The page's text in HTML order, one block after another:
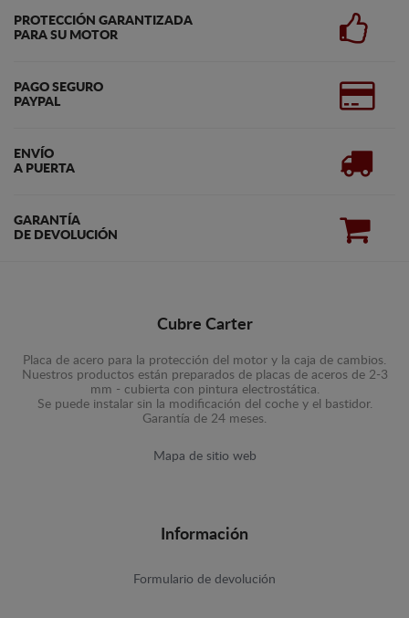
PROTECCIÓN GARANTIZADA
PARA SU MOTOR
PAGO SEGURO
PAYPAL
ENVÍO
A PUERTA
GARANTÍA
DE DEVOLUCIÓN
Cubre Carter
Placa de acero para la protección del motor y la caja de cambios.
Nuestros productos están preparados de placas de aceros de 2-3
mm - cubierta con pintura electrostática.
Se puede instalar sin la modificación del coche y el bastidor.
Garantía de 24 meses.
Mapa de sitio web
Información
Formulario de devolución